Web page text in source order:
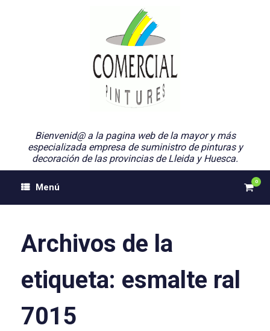
Bienvenid@ a la pagina web de la mayor y más
especializada empresa de suministro de pinturas y
decoración de las provincias de Lleida y Huesca.
Menú
Ver
0
Archivos de la
etiqueta: esmalte ral
7015